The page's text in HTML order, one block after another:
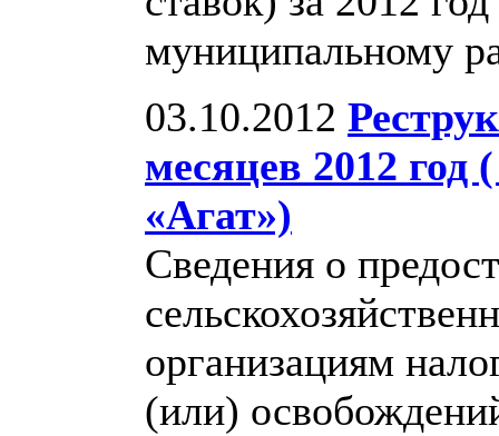
муниципальному
03.10.2012
месяцев 2012
«Агат»)
Сведения о
организациям
(или)